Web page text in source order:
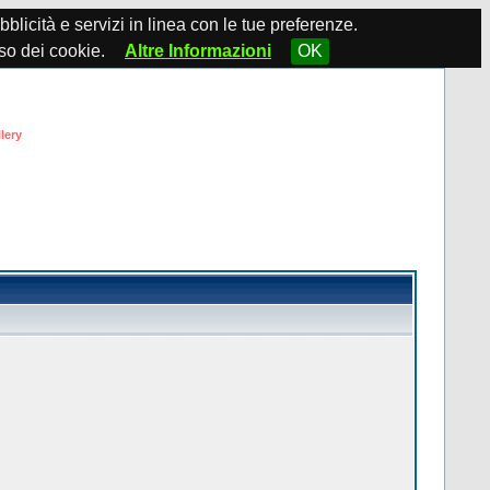
e servizi in linea con le tue preferenze.
dei cookie.
Altre Informazioni OK